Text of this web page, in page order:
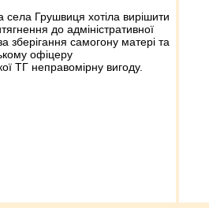
села Грушвиця хотіла вирішити
до адміністративної
зберігання самогону матері та
офіцеру
ТГ неправомірну вигоду.